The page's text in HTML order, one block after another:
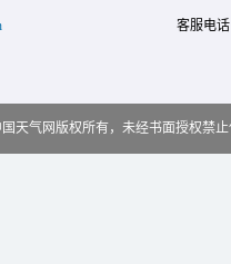
客服电
国天气网版权所有，未经书面授权